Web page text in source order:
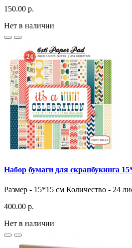
150.00 р.
Нет в наличии
Набор бумаги для скрапбукинга
Размер - 15*15 см Количество - 24
400.00 р.
Нет в наличии